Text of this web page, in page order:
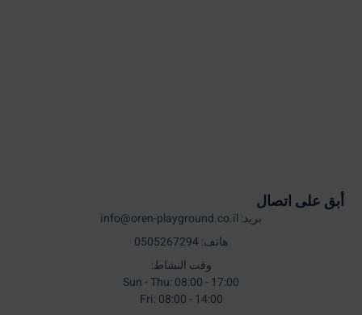
أبق على اتصال
بريد: info@oren-playground.co.il
هاتف: 0505267294
وقت النشاط:
Sun - Thu: 08:00 - 17:00
Fri: 08:00 - 14:00